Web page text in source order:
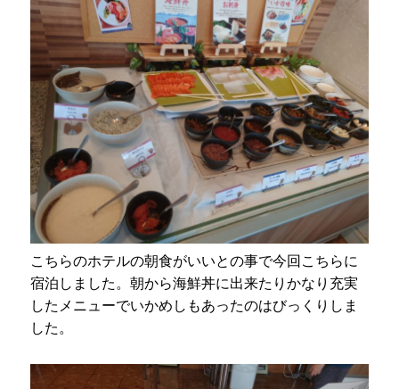
こちらのホテルの朝食がいいとの事で今回こちらに
宿泊しました。朝から海鮮丼に出来たりかなり充実
したメニューでいかめしもあったのはびっくりしま
した。